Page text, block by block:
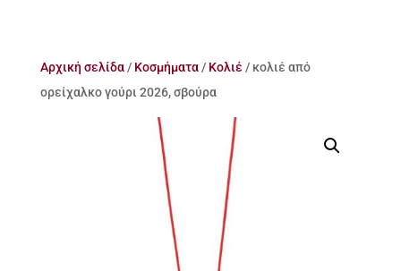
Αρχική σελίδα/ Κοσμήματα/ Κολιέ / κολιέ από
ορείχαλκο γούρι 2026, σβούρα